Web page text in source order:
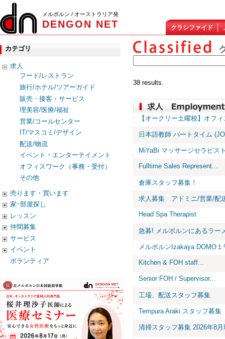
メルボルン / オーストラリア発
DENGON NET クラシファイド
カテゴリ
求人
フード/レストラン
旅行/ホテル/ツアーガイド
販売・接客・サービス
理美容/医療/福祉
営業/コールセンター
IT/マスコミ/デザイン
配送/物流
イベント・エンターテイメント
オフィスワーク（事務・受付）
その他
売ります・買います
家･部屋探し
レッスン
仲間募集
サービス
イベント
ボランティア
38 results.
【オークリー土曜校】オフ
日本語教師 パートタイム
MiYaBi マッサージセラピ
Fulltime Sales Represent...
倉庫スタッフ募集！
求人募集 アドミニ/営業/配
Head Spa Therapist
急募! メルボルンにあるラー
メルボルンIzakaya DOMO
Kitchen & FOH staff...
Senior FOH / Supervisor...
工場、配送スタッフ募集
Tempura Araki スタッフ募集
清掃スタッフ募集 2026年8月